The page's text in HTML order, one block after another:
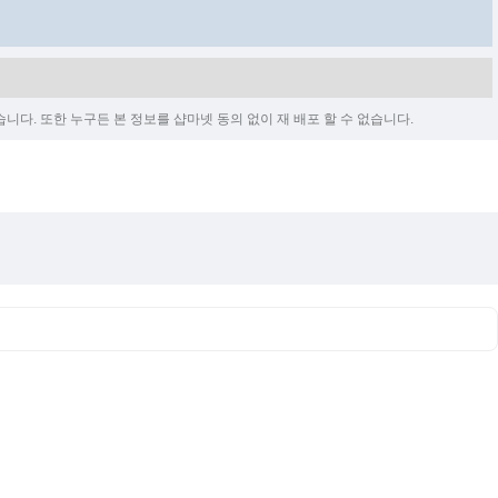
다. 또한 누구든 본 정보를 샵마넷 동의 없이 재 배포 할 수 없습니다.